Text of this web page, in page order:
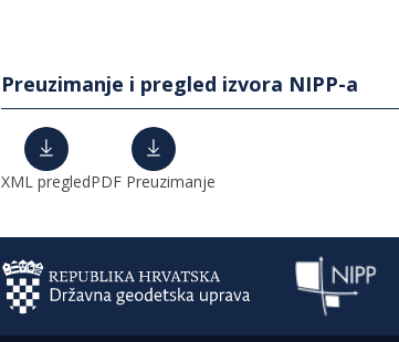
Preuzimanje i pregled izvora NIPP-a
XML pregledPDF Preuzimanje